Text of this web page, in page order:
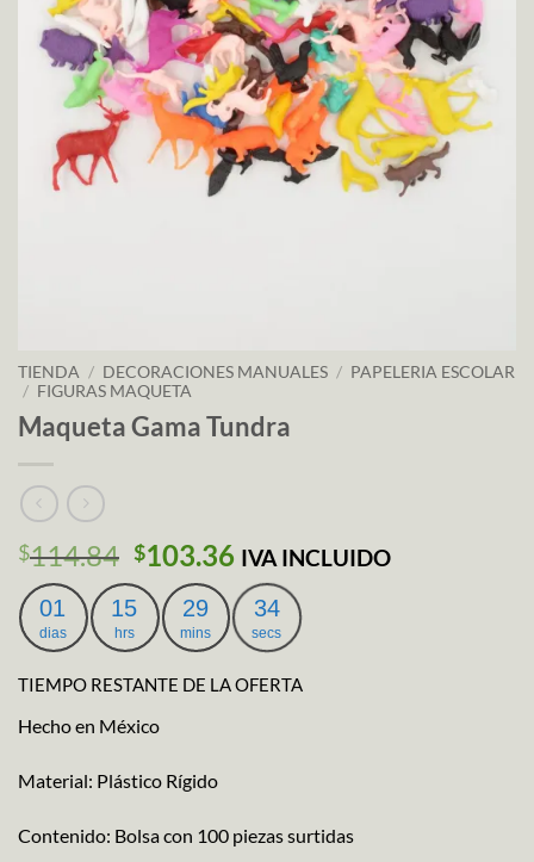
TIENDA / DECORACIONES MANUALES / PAPELERIA ESCOLAR
/ FIGURAS MAQUETA
Maqueta Gama Tundra
$114.84 El
precio
original
era:
$103.36El
precio
actual
es:
IVA INCLUIDO
01
dias
15
hrs
29
mins
33
secs
TIEMPO RESTANTE DE LA OFERTA
Hecho en México
Material: Plástico Rígido
Contenido: Bolsa con 100 piezas surtidas